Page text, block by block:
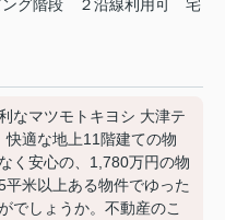
ング階段 ２沿線利用可
宅
なマツモトキヨシ 大津テ
適な地上11階建ての物
く安心の、1,780万円の物
米以上ある物件でゆった
でしょうか。不動産のこ